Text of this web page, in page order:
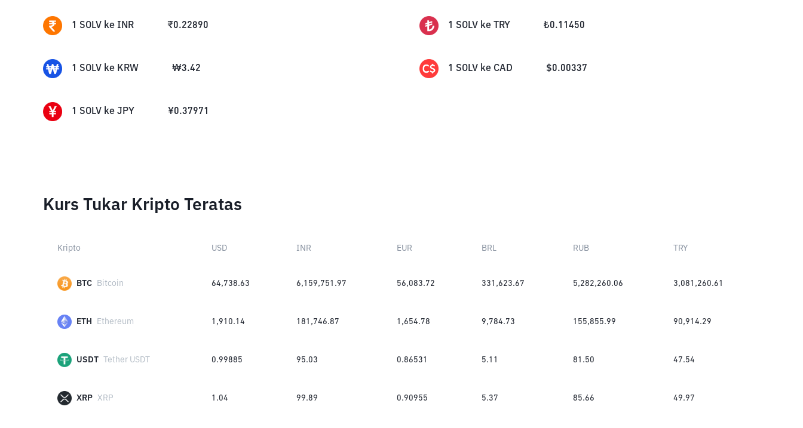
1 SOLV ke INR ₹0.22890 1 SOLV ke TRY ₺0.11450
1 SOLV ke KRW ₩3.42 1 SOLV ke CAD $0.00337
1 SOLV ke JPY ¥0.37971
Kurs Tukar Kripto Teratas
Kripto USD INR EUR BRL RUB TRY
BTC Bitcoin 64,738.63 6,159,751.97 56,083.72 331,623.67 5,282,260.06 3,081,260.61
ETH Ethereum 1,910.14 181,746.87 1,654.78 9,784.73 155,855.99 90,914.29
USDT Tether USDT 0.99885 95.03 0.86531 5.11 81.50 47.54
XRP XRP 1.04 99.89 0.90955 5.37 85.66 49.97